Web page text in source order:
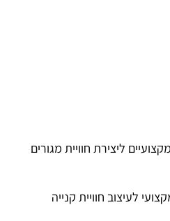
ליצירת חוויית מגורים
לעיצוב חוויית קנייה